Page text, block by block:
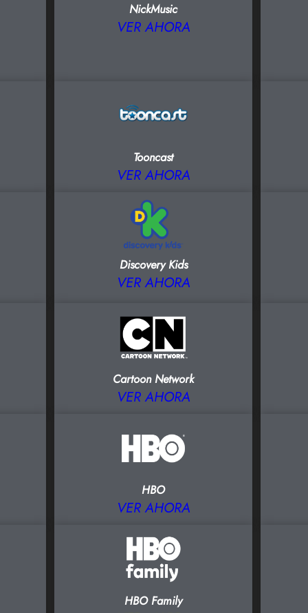
NickMusic
VER AHORA
Tooncast
VER AHORA
Discovery Kids
VER AHORA
Cartoon Network
VER AHORA
HBO
VER AHORA
HBO Family